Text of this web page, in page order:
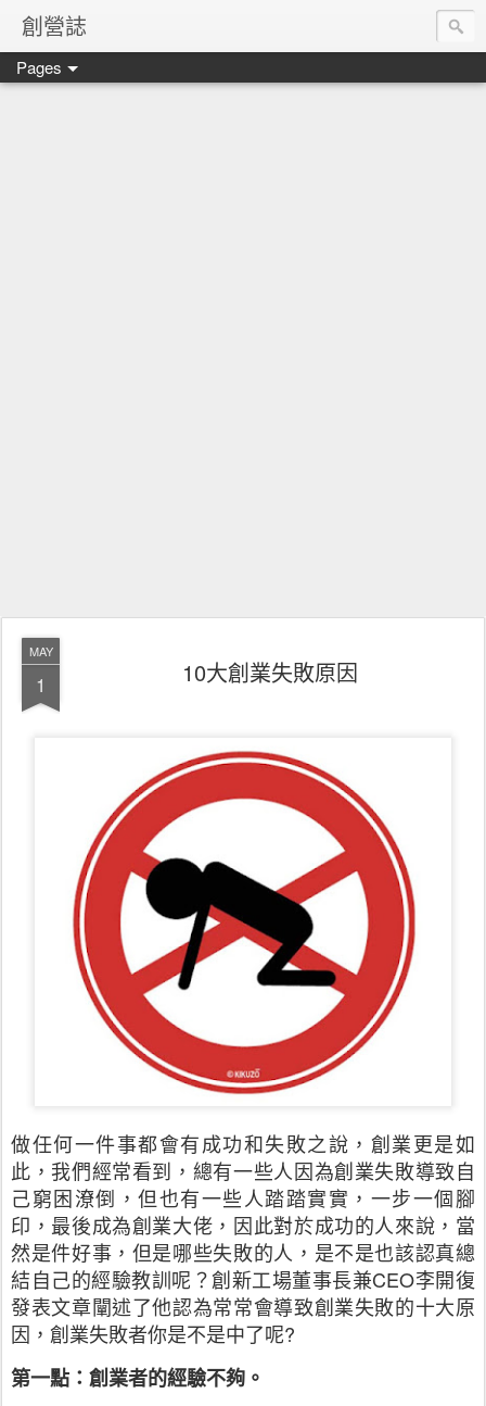
創營誌
Pages
MAY
1 10大創業失敗原因
做任何一件事都會有成功和失敗之說，創業更是如
此，我們經常看到，總有一些人因為創業失敗導致自
己窮困潦倒，但也有一些人踏踏實實，一步一個腳
印，最後成為創業大佬，因此對於成功的人來說，當
然是件好事，但是哪些失敗的人，是不是也該認真總
結自己的經驗教訓呢？創新工場董事長兼CEO李開復
發表文章闡述了他認為常常會導致創業失敗的十大原
因，創業失敗者你是不是中了呢?
第一點：創業者的經驗不夠。